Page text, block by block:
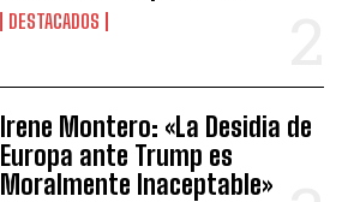
DESTACADOS
Irene Montero: «La Desidia de
Europa ante Trump es
Moralmente Inaceptable»